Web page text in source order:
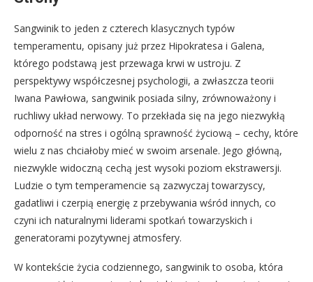
Sangwinik to jeden z czterech klasycznych typów
temperamentu, opisany już przez Hipokratesa i Galena,
którego podstawą jest przewaga krwi w ustroju. Z
perspektywy współczesnej psychologii, a zwłaszcza teorii
Iwana Pawłowa, sangwinik posiada silny, zrównoważony i
ruchliwy układ nerwowy. To przekłada się na jego niezwykłą
odporność na stres i ogólną sprawność życiową – cechy, które
wielu z nas chciałoby mieć w swoim arsenale. Jego główną,
niezwykle widoczną cechą jest wysoki poziom ekstrawersji.
Ludzie o tym temperamencie są zazwyczaj towarzyscy,
gadatliwi i czerpią energię z przebywania wśród innych, co
czyni ich naturalnymi liderami spotkań towarzyskich i
generatorami pozytywnej atmosfery.
W kontekście życia codziennego, sangwinik to osoba, która